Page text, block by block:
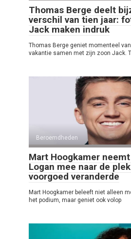
Thomas Berge deelt
verschil van tien jaar:
Jack maken indruk
Thomas Berge geniet momenteel
vakantie samen met zijn zoon Jack.
Beroemdheden
Mart Hoogkamer
Logan mee naar de
voorgoed veranderde
Mart Hoogkamer beleeft niet alleen
het podium, maar geniet ook volop